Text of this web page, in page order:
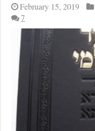
February 15, 2019
7